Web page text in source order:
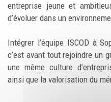
entreprise jeune et
d’évoluer dans un
Intégrer l’équipe ISCOD à
c’est avant tout rejoindre un
une même culture
ainsi que la valorisation du